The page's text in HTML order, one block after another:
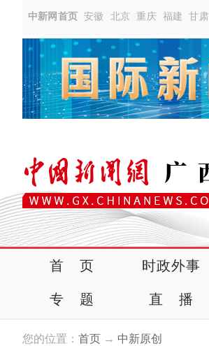
中新网首页 安徽 北京 重庆 福建 甘肃
首 页 时政外事
专 题 直 播
您的位置： 首页 → 中新原创